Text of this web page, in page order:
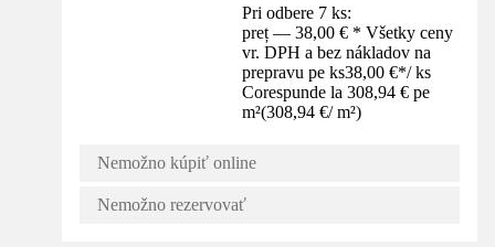
Pri odbere 7 ks:
preț — 38,00 € * Všetky ceny
vr. DPH a bez nákladov na
prepravu pe ks38,00 €*/ ks
Corespunde la 308,94 € pe
m²(308,94 €/ m²)
Nemožno kúpiť online
Nemožno rezervovať